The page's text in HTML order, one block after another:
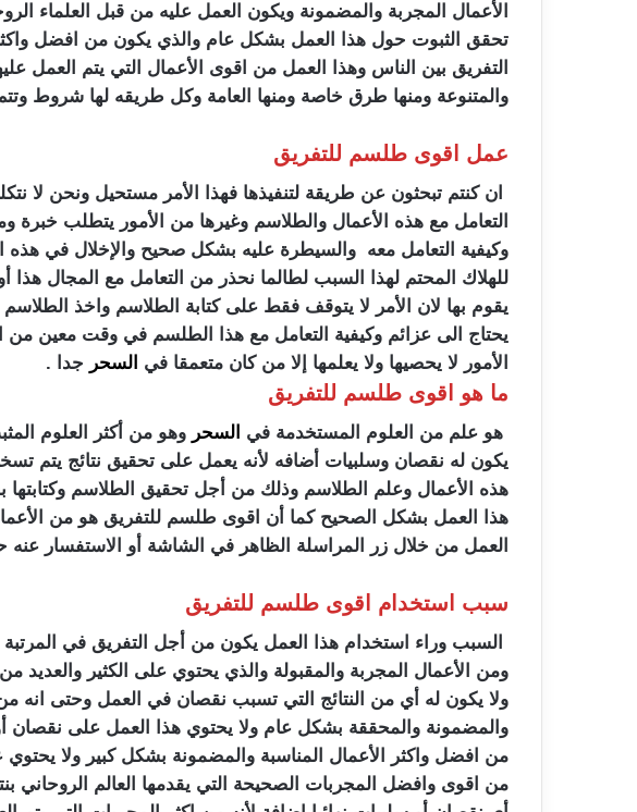
الأعمال المجربة والمضمونة ويكون العمل عليه من قبل العلماء
تحقق الثبوت حول هذا العمل بشكل عام والذي يكون من افضل
التفريق بين الناس وهذا العمل من اقوى الأعمال التي يتم
والمتنوعة ومنها طرق خاصة ومنها العامة وكل طريقه لها
عمل اقوى طلسم للتفريق
ان كنتم تبحثون عن طريقة لتنفيذها فهذا الأمر مستحيل ونحن لا
التعامل مع هذه الأعمال والطلاسم وغيرها من الأمور يتطلب خبرة
وكيفية التعامل معه والسيطرة عليه بشكل صحيح والإخلال في هذه
للهلاك المحتم لهذا السبب لطالما نحذر من التعامل مع المجال هذا
يقوم بها لان الأمر لا يتوقف فقط على كتابة الطلاسم واخذ الطلاسم
يحتاج الى عزائم وكيفية التعامل مع هذا الطلسم في وقت معين من
الأمور لا يحصيها ولا يعلمها إلا من كان متعمقا في السحر جدا .
ما هو اقوى طلسم للتفريق
هو علم من العلوم المستخدمة في السحر وهو من أكثر العلوم
يكون له نقصان وسلبيات أضافه لأنه يعمل على تحقيق نتائج يتم
هذه الأعمال وعلم الطلاسم وذلك من أجل تحقيق الطلاسم
هذا العمل بشكل الصحيح كما أن اقوى طلسم للتفريق هو من
العمل من خلال زر المراسلة الظاهر في الشاشة أو الاستفسار عنه
سبب استخدام اقوى طلسم للتفريق
السبب وراء استخدام هذا العمل يكون من أجل التفريق في
ومن الأعمال المجربة والمقبولة والذي يحتوي على الكثير والعديد
ولا يكون له أي من النتائج التي تسبب نقصان في العمل وحتى انه
والمضمونة والمحققة بشكل عام ولا يحتوي هذا العمل على نقصان
من افضل واكثر الأعمال المناسبة والمضمونة بشكل كبير ولا يحتوي
من اقوى وافضل المجربات الصحيحة التي يقدمها العالم الروحاني